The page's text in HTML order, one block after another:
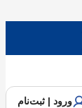
ورود | ثبت‌نام